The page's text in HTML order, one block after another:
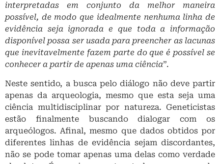
interpretadas em conjunto da melhor maneira
possível, de modo que idealmente nenhuma linha de
evidência seja ignorada e que toda a informação
disponível possa ser usada para preencher as lacunas
que inevitavelmente fazem parte do que é possível se
conhecer a partir de apenas uma ciência”.
Neste sentido, a busca pelo diálogo não deve partir
apenas da arqueologia, mesmo que esta seja uma
ciência multidisciplinar por natureza. Geneticistas
estão finalmente buscando dialogar com os
arqueólogos. Afinal, mesmo que dados obtidos por
diferentes linhas de evidência sejam discordantes,
não se pode tomar apenas uma delas como verdade